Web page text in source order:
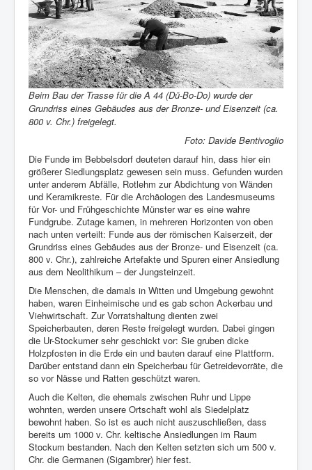
Beim Bau der Trasse für die A 44 (Dü-Bo-Do) wurde der
Grundriss eines Gebäudes aus der Bronze- und Eisenzeit (ca.
800 v. Chr.) freigelegt.
Foto: Davide Bentivoglio
Die Funde im Bebbelsdorf deuteten darauf hin, dass hier ein
größerer Siedlungsplatz gewesen sein muss. Gefunden wurden
unter anderem Abfälle, Rotlehm zur Abdichtung von Wänden
und Keramikreste. Für die Archäologen des Landesmuseums
für Vor- und Frühgeschichte Münster war es eine wahre
Fundgrube. Zutage kamen, in mehreren Horizonten von oben
nach unten verteilt: Funde aus der römischen Kaiserzeit, der
Grundriss eines Gebäudes aus der Bronze- und Eisenzeit (ca.
800 v. Chr.), zahlreiche Artefakte und Spuren einer Ansiedlung
aus dem Neolithikum – der Jungsteinzeit.
Die Menschen, die damals in Witten und Umgebung gewohnt
haben, waren Einheimische und es gab schon Ackerbau und
Viehwirtschaft. Zur Vorratshaltung dienten zwei
Speicherbauten, deren Reste freigelegt wurden. Dabei gingen
die Ur-Stockumer sehr geschickt vor: Sie gruben dicke
Holzpfosten in die Erde ein und bauten darauf eine Plattform.
Darüber entstand dann ein Speicherbau für Getreidevorräte, die
so vor Nässe und Ratten geschützt waren.
Auch die Kelten, die ehemals zwischen Ruhr und Lippe
wohnten, werden unsere Ortschaft wohl als Siedelplatz
bewohnt haben. So ist es auch nicht auszuschließen, dass
bereits um 1000 v. Chr. keltische Ansiedlungen im Raum
Stockum bestanden. Nach den Kelten setzten sich um 500 v.
Chr. die Germanen (Sigambrer) hier fest.